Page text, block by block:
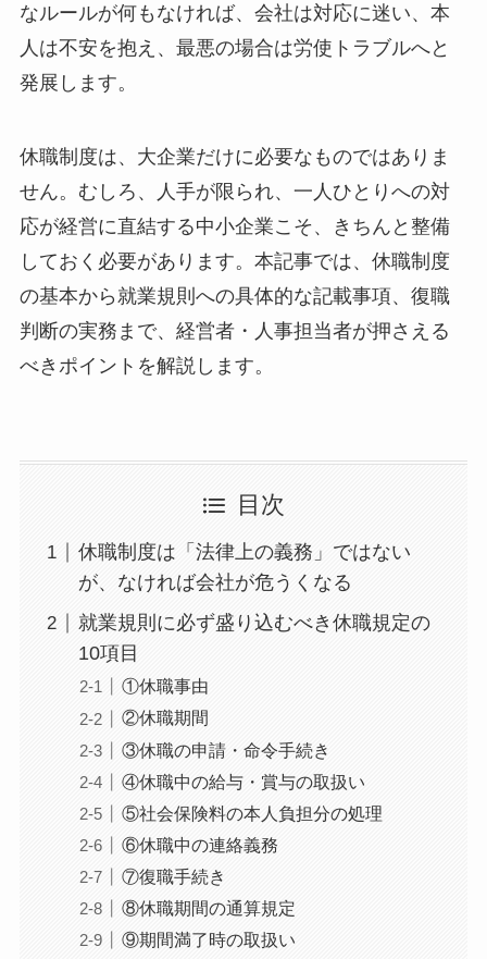
なルールが何もなければ、会社は対応に迷い、本
人は不安を抱え、最悪の場合は労使トラブルへと
発展します。
休職制度は、大企業だけに必要なものではありま
せん。むしろ、人手が限られ、一人ひとりへの対
応が経営に直結する中小企業こそ、きちんと整備
しておく必要があります。本記事では、休職制度
の基本から就業規則への具体的な記載事項、復職
判断の実務まで、経営者・人事担当者が押さえる
べきポイントを解説します。
目次
休職制度は「法律上の義務」ではない
が、なければ会社が危うくなる
就業規則に必ず盛り込むべき休職規定の
10項目
①休職事由
②休職期間
③休職の申請・命令手続き
④休職中の給与・賞与の取扱い
⑤社会保険料の本人負担分の処理
⑥休職中の連絡義務
⑦復職手続き
⑧休職期間の通算規定
⑨期間満了時の取扱い